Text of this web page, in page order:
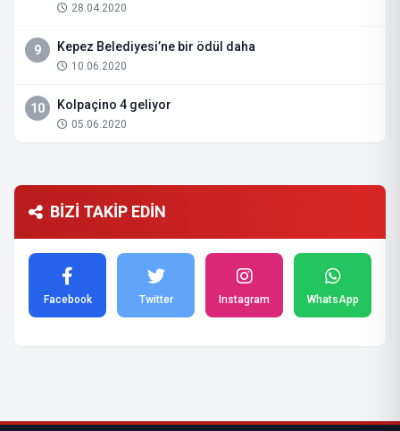
28.04.2020
9 Kepez Belediyesi’ne bir ödül daha
10.06.2020
10 Kolpaçino 4 geliyor
05.06.2020
BİZİ TAKİP EDİN
Facebook Twitter Instagram WhatsApp